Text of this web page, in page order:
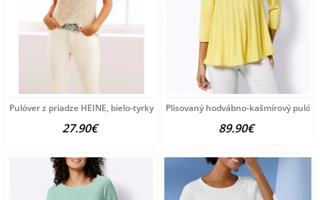
Pulóver z priadze HEINE, bielo-tyrkysový
27.90€
Plisovaný hodvábno-kašmírový
89.90€